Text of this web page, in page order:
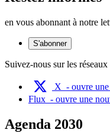
en vous abonnant à notre
S'abonner
Suivez-nous sur les
X - ouvre
Flux - ouvre une
Agenda 2030